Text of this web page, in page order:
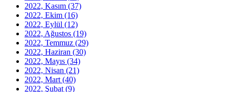
2022, Kasım (37)
2022, Ekim (16)
2022, Eylül (12)
2022, Ağustos (19)
2022, Temmuz (29)
2022, Haziran (30)
2022, Mayıs (34)
2022, Nisan (21)
2022, Mart (40)
2022, Şubat (9)